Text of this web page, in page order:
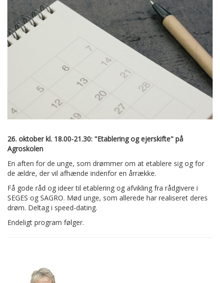
26. oktober kl. 18.00-21.30: "Etablering og ejerskifte" på
Agroskolen
En aften for de unge, som drømmer om at etablere sig og for
de ældre, der vil afhænde indenfor en årrække.
Få gode råd og ideer til etablering og afvikling fra rådgivere i
SEGES og SAGRO. Mød unge, som allerede har realiseret deres
drøm. Deltag i speed-dating.
Endeligt program følger.